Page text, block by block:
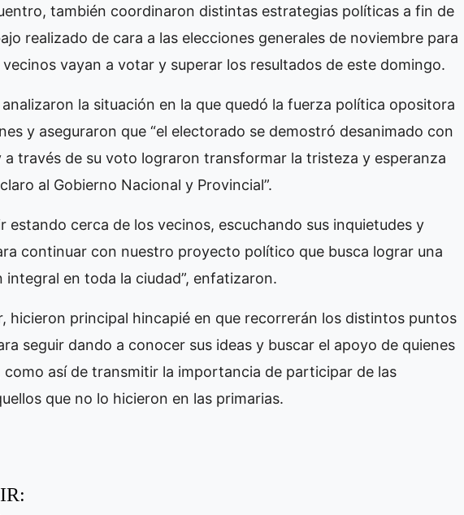
también coordinaron distintas estrategias políticas a fin de
realizado de cara a las elecciones generales de noviembre para
vayan a votar y superar los resultados de este domingo.
la situación en la que quedó la fuerza política opositora
y aseguraron que “el electorado se demostró desanimado con
a través de su voto lograron transformar la tristeza y esperanza
al Gobierno Nacional y Provincial”.
estando cerca de los vecinos, escuchando sus inquietudes y
continuar con nuestro proyecto político que busca lograr una
en toda la ciudad”, enfatizaron.
hicieron principal hincapié en que recorrerán los distintos puntos
seguir dando a conocer sus ideas y buscar el apoyo de quienes
así de transmitir la importancia de participar de las
que no lo hicieron en las primarias.